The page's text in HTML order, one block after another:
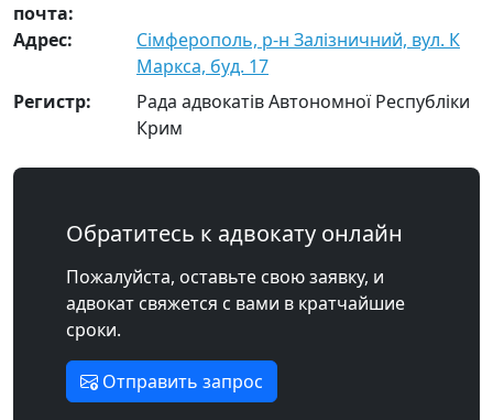
почта:
Адрес:
Сімферополь, р-н Залізничний, вул. К
Маркса, буд. 17
Регистр:
Рада адвокатів Автономної Республіки
Крим
Обратитесь к адвокату онлайн
Пожалуйста, оставьте свою заявку, и
адвокат свяжется с вами в кратчайшие
сроки.
Отправить запрос